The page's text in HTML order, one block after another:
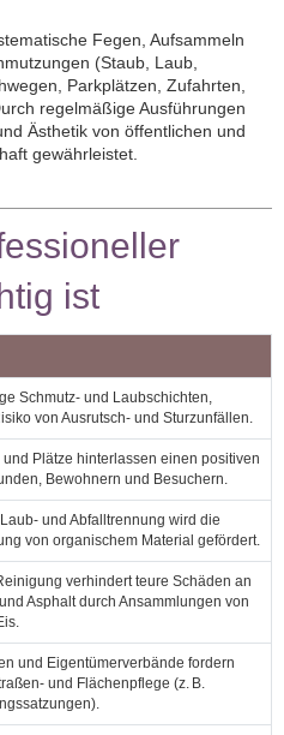
Fegen, Aufsammeln
(Staub, Laub,
Parkplätzen, Zufahrten,
regelmäßige Ausführungen
Ästhetik von öffentlichen und
gewährleistet.
ist
Schmutz‑ und Laubschichten,
von Ausrutsch‑ und Sturzunfällen.
Plätze hinterlassen einen positiven
Bewohnern und Besuchern.
und Abfalltrennung wird die
von organischem Material gefördert.
verhindert teure Schäden an
Asphalt durch Ansammlungen von
und Eigentümerverbände fordern
und Flächenpflege (z. B.